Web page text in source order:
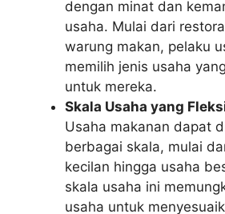
dengan minat dan
usaha. Mulai dari
warung makan, pelaku
memilih jenis usaha
untuk mereka.
Skala Usaha yang
Usaha makanan dapat
berbagai skala, mulai
kecilan hingga usaha
skala usaha ini
usaha untuk